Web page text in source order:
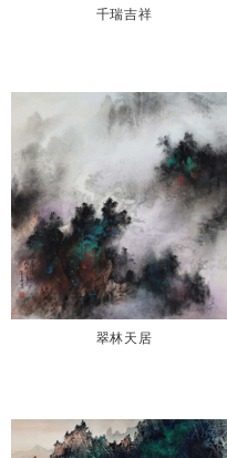
千瑞吉祥
翠林天居